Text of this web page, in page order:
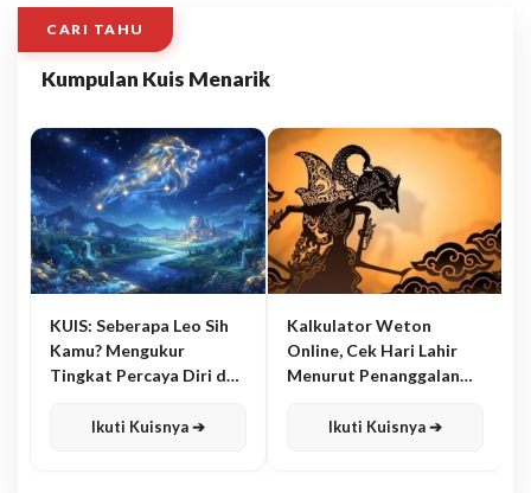
CARI TAHU
Kumpulan Kuis Menarik
KUIS: Seberapa Leo Sih
Kamu? Mengukur
Tingkat Percaya Diri dan
Ikuti Kuisnya ➔
Kalkulator Weton
Online, Cek Hari Lahir
Menurut Penanggalan
Ikuti Kuisnya ➔